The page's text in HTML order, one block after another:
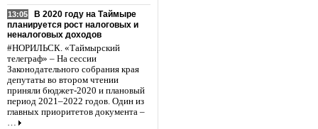
13:05
В 2020 году на Таймыре
планируется рост налоговых и
неналоговых доходов
#НОРИЛЬСК. «Таймырский
телеграф» – На сессии
Законодательного собрания края
депутаты во втором чтении
приняли бюджет-2020 и плановый
период 2021–2022 годов. Один из
главных приоритетов документа –
…